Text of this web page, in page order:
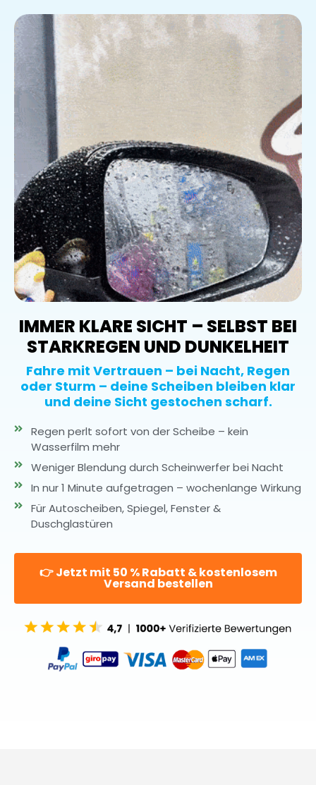
IMMER KLARE SICHT – SELBST BEI
STARKREGEN UND DUNKELHEIT
Fahre mit Vertrauen – bei Nacht, Regen
oder Sturm – deine Scheiben bleiben klar
und deine Sicht gestochen scharf.
Regen perlt sofort von der Scheibe – kein
Wasserfilm mehr
Weniger Blendung durch Scheinwerfer bei Nacht
In nur 1 Minute aufgetragen – wochenlange Wirkung
Für Autoscheiben, Spiegel, Fenster &
Duschglastüren
👉 Jetzt mit 50 % Rabatt & kostenlosem
Versand bestellen